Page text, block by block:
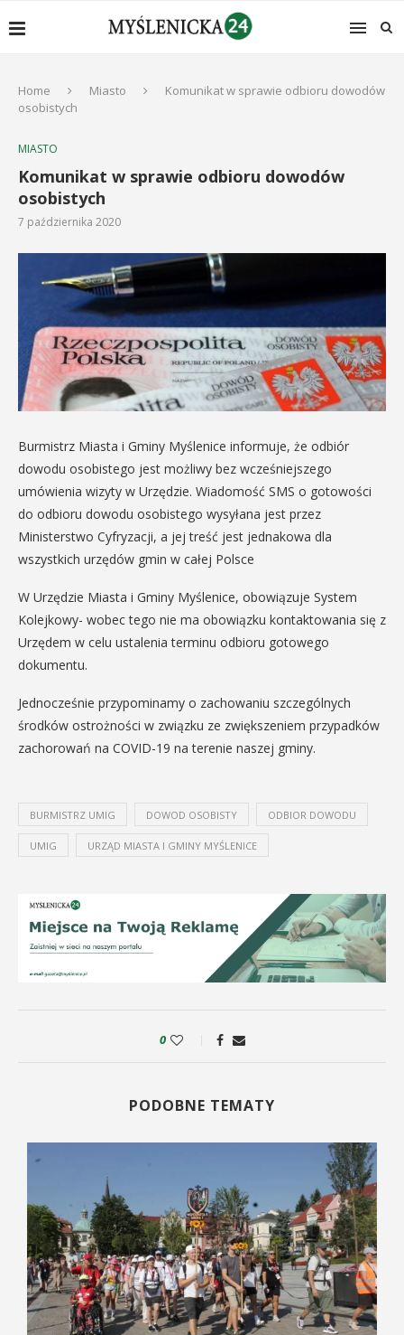
Home Miasto
Komunikat w sprawie odbioru dowodów
osobistych
MIASTO
Komunikat w sprawie odbioru dowodów
osobistych
7 października 2020
Burmistrz Miasta i Gminy Myślenice informuje, że odbiór
dowodu osobistego jest możliwy bez wcześniejszego
umówienia wizyty w Urzędzie. Wiadomość SMS o gotowości
do odbioru dowodu osobistego wysyłana jest przez
Ministerstwo Cyfryzacji, a jej treść jest jednakowa dla
wszystkich urzędów gmin w całej Polsce
W Urzędzie Miasta i Gminy Myślenice, obowiązuje System
Kolejkowy- wobec tego nie ma obowiązku kontaktowania się z
Urzędem w celu ustalenia terminu odbioru gotowego
dokumentu.
Jednocześnie przypominamy o zachowaniu szczególnych
środków ostrożności w związku ze zwiększeniem przypadków
zachorowań na COVID-19 na terenie naszej gminy.
BURMISTRZ UMIG DOWOD OSOBISTY ODBIOR DOWODU
UMIG URZĄD MIASTA I GMINY MYŚLENICE
0
PODOBNE TEMATY